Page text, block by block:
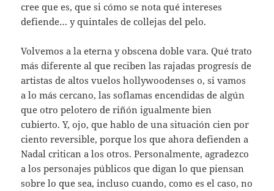
cree que es, que si cómo se nota qué intereses
defiende… y quintales de collejas del pelo.
Volvemos a la eterna y obscena doble vara. Qué trato
más diferente al que reciben las rajadas progresís de
artistas de altos vuelos hollywoodenses o, si vamos
a lo más cercano, las soflamas encendidas de algún
que otro pelotero de riñón igualmente bien
cubierto. Y, ojo, que hablo de una situación cien por
ciento reversible, porque los que ahora defienden a
Nadal critican a los otros. Personalmente, agradezco
a los personajes públicos que digan lo que piensan
sobre lo que sea, incluso cuando, como es el caso, no